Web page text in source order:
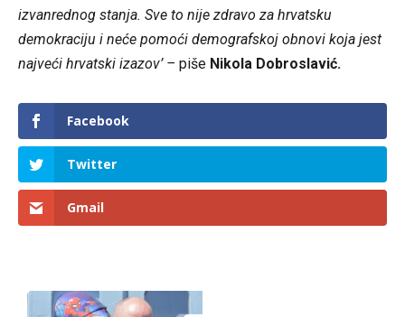
izvanrednog stanja. Sve to nije zdravo za hrvatsku
demokraciju i neće pomoći demografskoj obnovi koja jest
najveći hrvatski izazov’ – piše Nikola Dobroslavić.
Facebook
Twitter
Gmail